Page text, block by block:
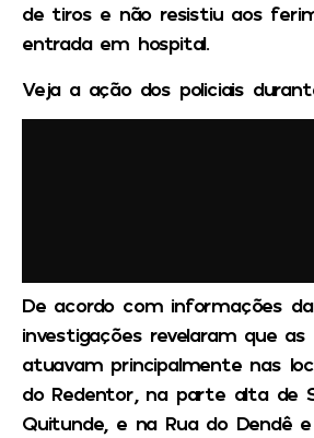
de tiros e não resistiu aos
entrada em hospital.
Veja a ação dos policiais
De acordo com informações
investigações revelaram que
atuavam principalmente nas
do Redentor, na parte alta de
Quitunde, e na Rua do Dendê